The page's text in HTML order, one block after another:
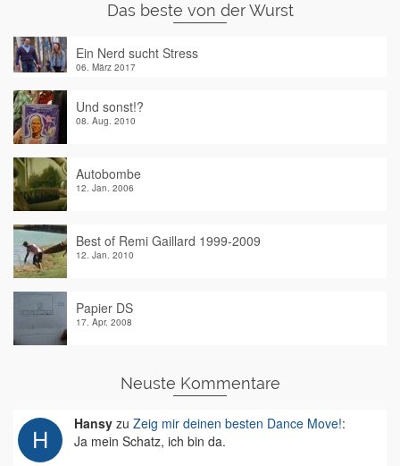
Das beste von der Wurst
Ein Nerd sucht Stress
06. März 2017
Und sonst!?
08. Aug. 2010
Autobombe
12. Jan. 2006
Best of Remi Gaillard 1999-2009
12. Jan. 2010
Papier DS
17. Apr. 2008
Neuste Kommentare
Hansy zu Zeig mir deinen besten Dance Move!:
Ja mein Schatz, ich bin da.